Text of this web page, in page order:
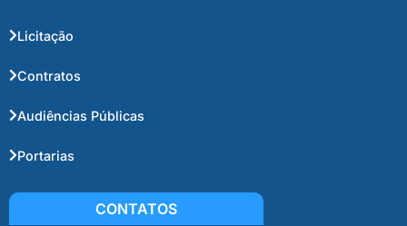
Licitação
Contratos
Audiências Públicas
Portarias
CONTATOS